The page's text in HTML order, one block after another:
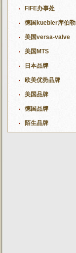
FIFE办事处
德国kuebler库伯勒
美国versa-valve
美国MTS
日本品牌
欧美优势品牌
美国品牌
德国品牌
陌生品牌